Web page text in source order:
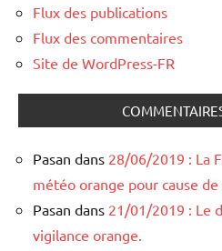
Flux des publications
Flux des commentaires
Site de WordPress-FR
Pasan dans 28/06/2019 : La
météo orange pour cause de
Pasan dans 21/01/2019 : Le
vigilance orange.